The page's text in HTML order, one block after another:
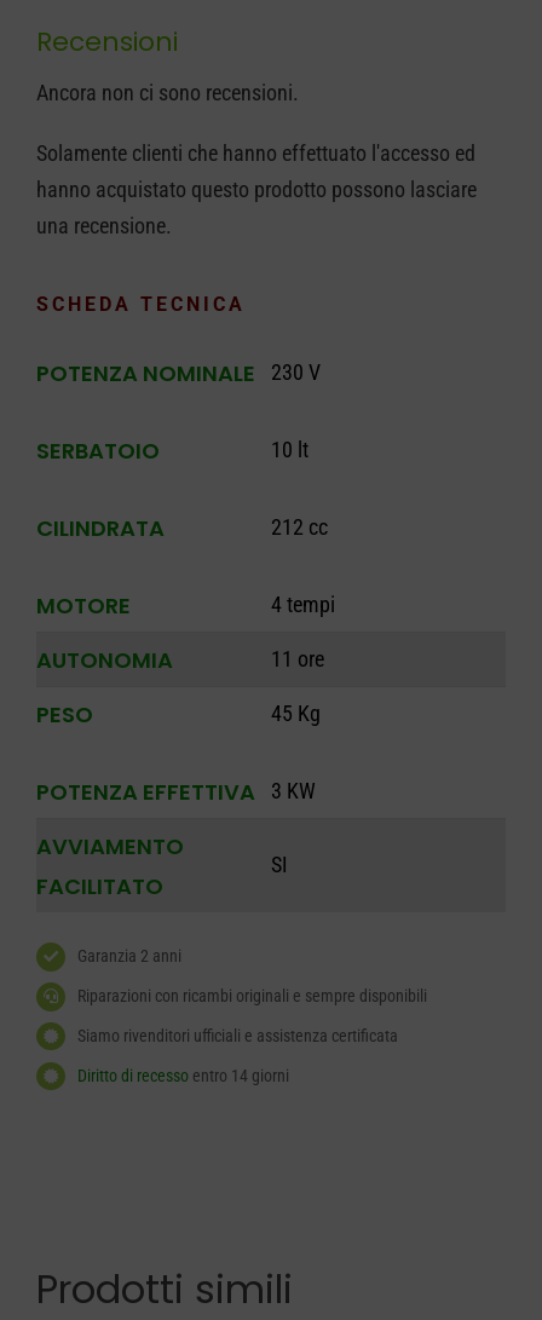
Recensioni
Ancora non ci sono recensioni.
Solamente clienti che hanno effettuato l'accesso ed
hanno acquistato questo prodotto possono lasciare
una recensione.
SCHEDA TECNICA
POTENZA NOMINALE 230 V
SERBATOIO 10 lt
CILINDRATA 212 cc
MOTORE 4 tempi
AUTONOMIA 11 ore
PESO 45 Kg
POTENZA EFFETTIVA 3 KW
AVVIAMENTO
FACILITATO
SI
Garanzia 2 anni
Riparazioni con ricambi originali e sempre disponibili
Siamo rivenditori ufficiali e assistenza certificata
Diritto di recessoentro 14 giorni
Prodotti simili